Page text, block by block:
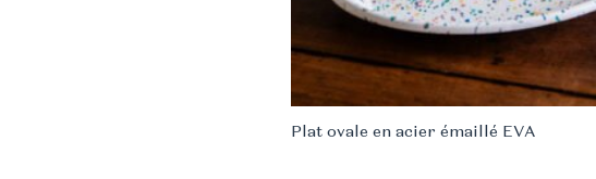
Plat ovale en acier émaillé EVA